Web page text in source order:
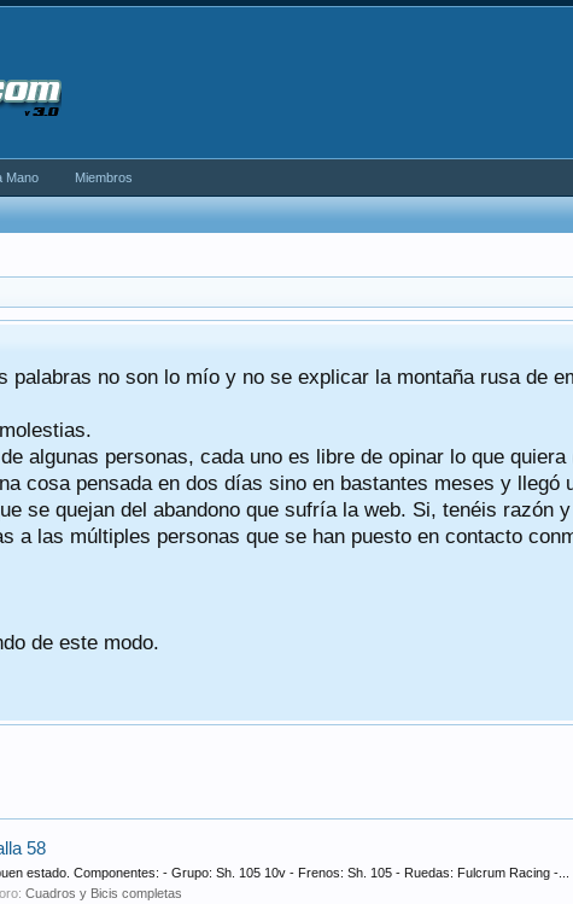
palabras no son lo mío y no se explicar la montaña rusa de
algunas personas, cada uno es libre de opinar lo que
cosa pensada en dos días sino en bastantes meses y llegó
se quejan del abandono que sufría la web. Si, tenéis razón
a las múltiples personas que se han puesto en contacto
de este modo.
58
estado. Componentes: - Grupo: Sh. 105 10v - Frenos: Sh. 105 - Ruedas: Fulcrum Racing -...
Cuadros y Bicis completas
Mano Miembros